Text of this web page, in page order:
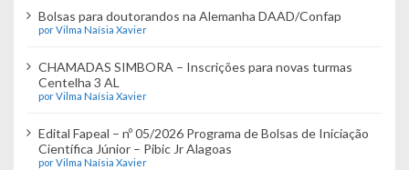
Bolsas para doutorandos na Alemanha DAAD/Confap
por Vilma Naísia Xavier
CHAMADAS SIMBORA – Inscrições para novas turmas
Centelha 3 AL
por Vilma Naísia Xavier
Edital Fapeal – nº 05/2026 Programa de Bolsas de Iniciação
Científica Júnior – Pibic Jr Alagoas
por Vilma Naísia Xavier